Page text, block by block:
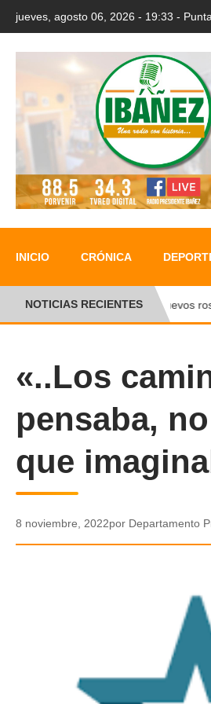
jueves, agosto 06, 2026 - 19:33 -
INICIO CRÓNICA
NOTICIAS RECIENTESNuevos
«..Los
pensaba,
que
8 noviembre, 2022por Departamento